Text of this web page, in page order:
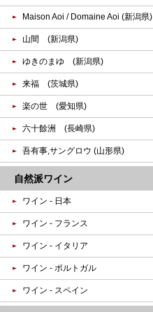
Maison Aoi / Domaine Aoi (新潟県)
山間 (新潟県)
ゆきのまゆ (新潟県)
来福 (茨城県)
楽の世 (愛知県)
六十餘洲 (長崎県)
吾有事,サングロウ (山形県)
自然派ワイン
ワイン - 日本
ワイン - フランス
ワイン - イタリア
ワイン - ポルトガル
ワイン - スペイン